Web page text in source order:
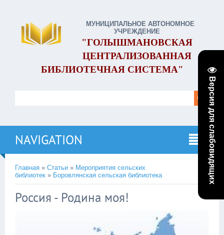
Версия для слабовидящих
МУНИЦИПАЛЬНОЕ АВТОНОМНОЕ
УЧРЕЖДЕНИЕ
"ГОЛЫШМАНОВСКАЯ
ЦЕНТРАЛИЗОВАННАЯ
БИБЛИОТЕЧНАЯ СИСТЕМА"
NAVIGATION
Главная » Статьи » Мероприятия сельских
библиотек » Боровлянская сельская библиотека
Россия - Родина моя!